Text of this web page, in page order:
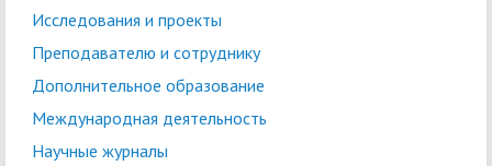
Исследования и проекты
Преподавателю и сотруднику
Дополнительное образование
Международная деятельность
Научные журналы